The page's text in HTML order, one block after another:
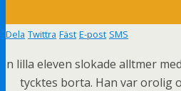
Dela Twittra Fäst E-post SMS
lilla eleven slokade alltmer
tycktes borta. Han var orolig